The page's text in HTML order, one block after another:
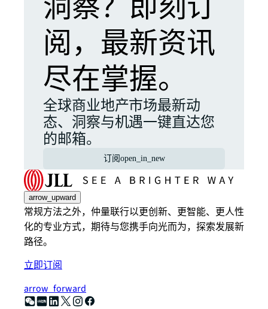
阅，最新资讯
尽在掌握。
全球商业地产市场最新动
态、洞察与机遇一键直达您
的邮箱。
订阅 open_in_new
arrow_upward
常规方法之外，仲量联行以更创新、更智能、更人性
化的专业方式，期待与您携手向光而为，探索发展新
路径。
立即订阅
arrow_forward